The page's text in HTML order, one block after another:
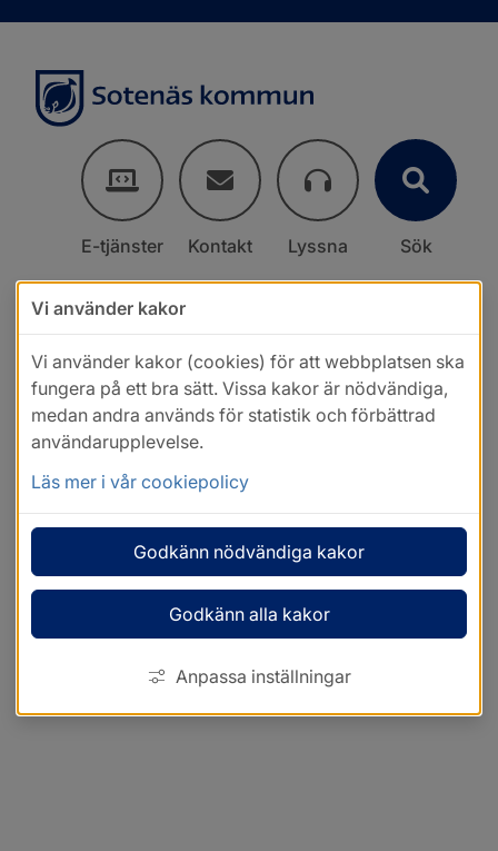
E-tjänster Kontakt Lyssna Sök
Vi använder kakor
Vi använder kakor (cookies) för att webbplatsen ska
fungera på ett bra sätt. Vissa kakor är nödvändiga,
medan andra används för statistik och förbättrad
användarupplevelse.
Läs mer i vår cookiepolicy
Godkänn nödvändiga kakor
Godkänn alla kakor
Anpassa inställningar